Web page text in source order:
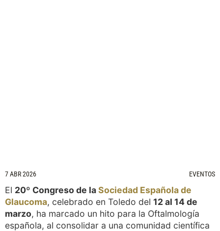
7 ABR 2026 EVENTOS
El 20º Congreso de laSociedad Española de
Glaucoma, celebrado en Toledo del 12 al 14 de
marzo, ha marcado un hito para la Oftalmología
española, al consolidar a una comunidad científica